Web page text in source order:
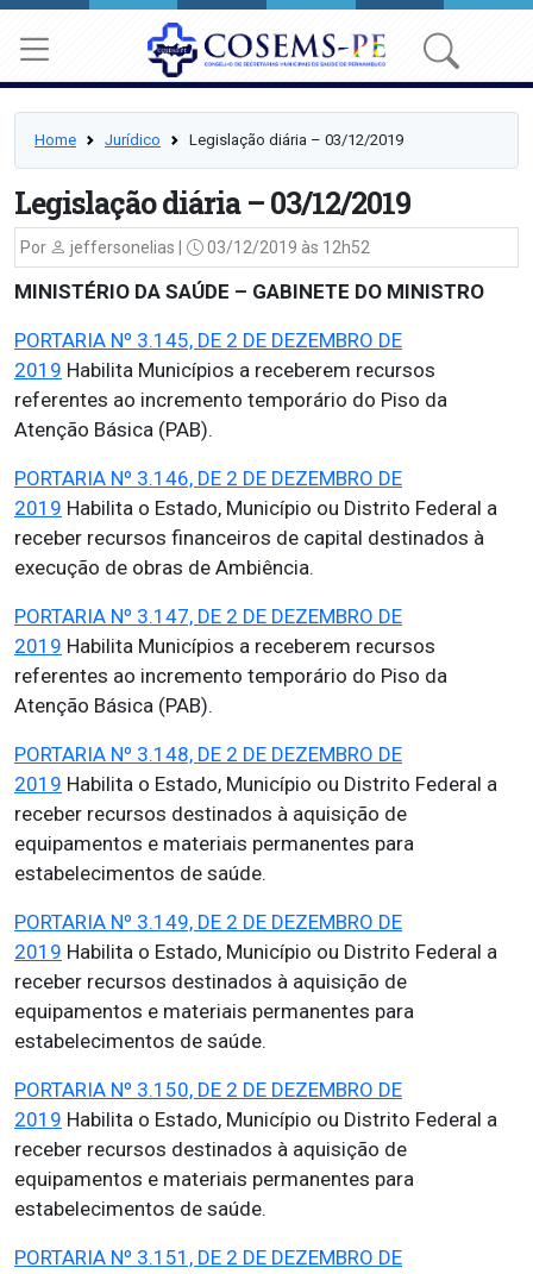
Home Jurídico Legislação diária – 03/12/2019
Legislação diária – 03/12/2019
Por jeffersonelias | 03/12/2019 às 12h52
MINISTÉRIO DA SAÚDE – GABINETE DO MINISTRO
PORTARIA Nº 3.145, DE 2 DE DEZEMBRO DE
2019 Habilita Municípios a receberem recursos
referentes ao incremento temporário do Piso da
Atenção Básica (PAB).
PORTARIA Nº 3.146, DE 2 DE DEZEMBRO DE
2019 Habilita o Estado, Município ou Distrito Federal a
receber recursos financeiros de capital destinados à
execução de obras de Ambiência.
PORTARIA Nº 3.147, DE 2 DE DEZEMBRO DE
2019 Habilita Municípios a receberem recursos
referentes ao incremento temporário do Piso da
Atenção Básica (PAB).
PORTARIA Nº 3.148, DE 2 DE DEZEMBRO DE
2019 Habilita o Estado, Município ou Distrito Federal a
receber recursos destinados à aquisição de
equipamentos e materiais permanentes para
estabelecimentos de saúde.
PORTARIA Nº 3.149, DE 2 DE DEZEMBRO DE
2019 Habilita o Estado, Município ou Distrito Federal a
receber recursos destinados à aquisição de
equipamentos e materiais permanentes para
estabelecimentos de saúde.
PORTARIA Nº 3.150, DE 2 DE DEZEMBRO DE
2019 Habilita o Estado, Município ou Distrito Federal a
receber recursos destinados à aquisição de
equipamentos e materiais permanentes para
estabelecimentos de saúde.
PORTARIA Nº 3.151, DE 2 DE DEZEMBRO DE